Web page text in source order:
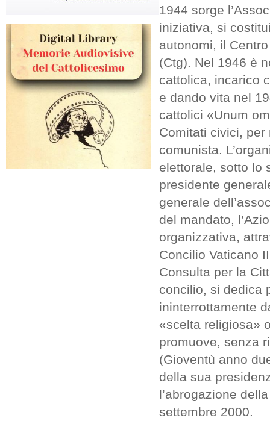
1944 sorge
iniziativa, si
autonomi, il
(Ctg). Nel 1946 è
cattolica, incarico
e dando vita nel
cattolici «Unum
Comitati civici,
comunista.
elettorale, sotto lo
presidente
generale
del mandato,
organizzativa,
Concilio Vaticano
Consulta per la
concilio, si dedica
ininterrottamente
«scelta religiosa»
promuove, senza
(Gioventù anno
della sua
l’abrogazione
settembre 2000.